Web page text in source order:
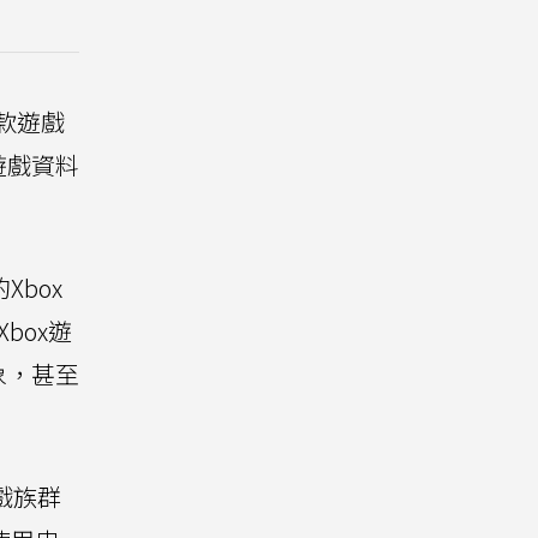
遊戲
資料
Xbox
遊
甚至
族群